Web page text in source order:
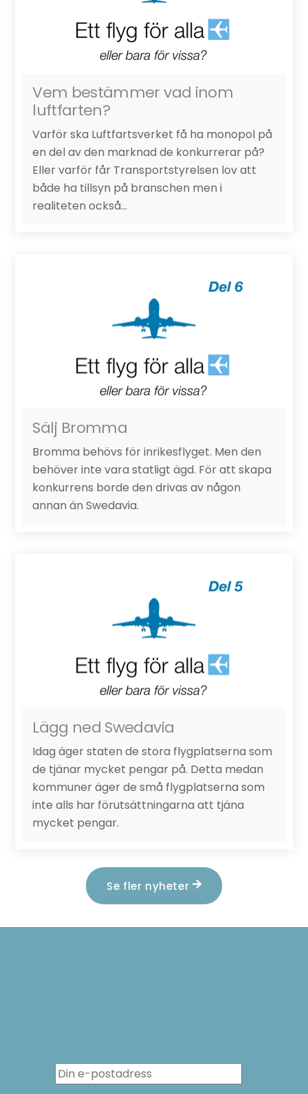
Vem bestämmer vad inom
luftfarten?
Varför ska Luftfartsverket få ha monopol på
en del av den marknad de konkurrerar på?
Eller varför får Transportstyrelsen lov att
både ha tillsyn på branschen men i
realiteten också…
Sälj Bromma
Bromma behövs för inrikesflyget. Men den
behöver inte vara statligt ägd. För att skapa
konkurrens borde den drivas av någon
annan än Swedavia.
Lägg ned Swedavia
Idag äger staten de stora flygplatserna som
de tjänar mycket pengar på. Detta medan
kommuner äger de små flygplatserna som
inte alls har förutsättningarna att tjäna
mycket pengar.
Se fler nyheter